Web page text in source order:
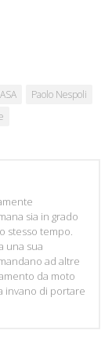
Paolo Nespoli
sia in grado
stesso tempo.
una sua
ad altre
da moto
invano di portare